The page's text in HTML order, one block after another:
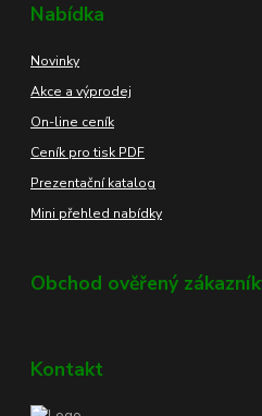
Nabídka
Novinky
Akce a výprodej
On-line ceník
Ceník pro tisk PDF
Prezentační katalog
Mini přehled nabídky
Obchod ověřený
Kontakt